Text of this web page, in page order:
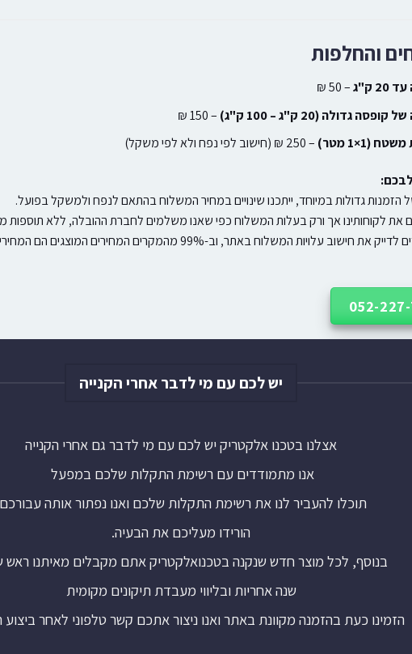
והחלפות
ק"ג
– 50 ₪
גדולה (20 ק"ג – 100 ק"ג)
– 150 ₪
(1×1 מטר)
– 250 ₪ (חישוב לפי נפח ולא לפי משקל)
הזמנות גדולות במיוחד, ייתכנו שינויים במחיר המשלוח בהתאם לנפח ולמשקל בפועל.
את לקוחותינו אך ורק בעלות המשלוח כפי שאנו משלמים לחברת ההובלה, ללא תוספות
חישוב עלויות המשלוח באתר, וב-99% מהמקרים המחירים המוצגים הם המחירים הסופיים.
יש לכם עם מי לדבר אחרי הקנייה
אצלנו בטכנו אלקטריק יש לכם עם מי לדבר גם אחרי הקנייה
אנו מתמודדים עם רשימת התקלות שלכם במפעל
תוכלו להעביר לנו את רשימת התקלות שלכם ואנו נפתור אותה
הורידו מעליכם את הבעיה.
בנוסף, לכל מוצר חדש שנקנה בטכנואלקטריק אתם מקבלים מאיתנו
שנה אחריות ובליווי מעבדת תיקונים מקומית
הזמינו כעת בהזמנה מקוונת באתר ואנו ניצור אתכם קשר טלפוני לאחר ביצוע